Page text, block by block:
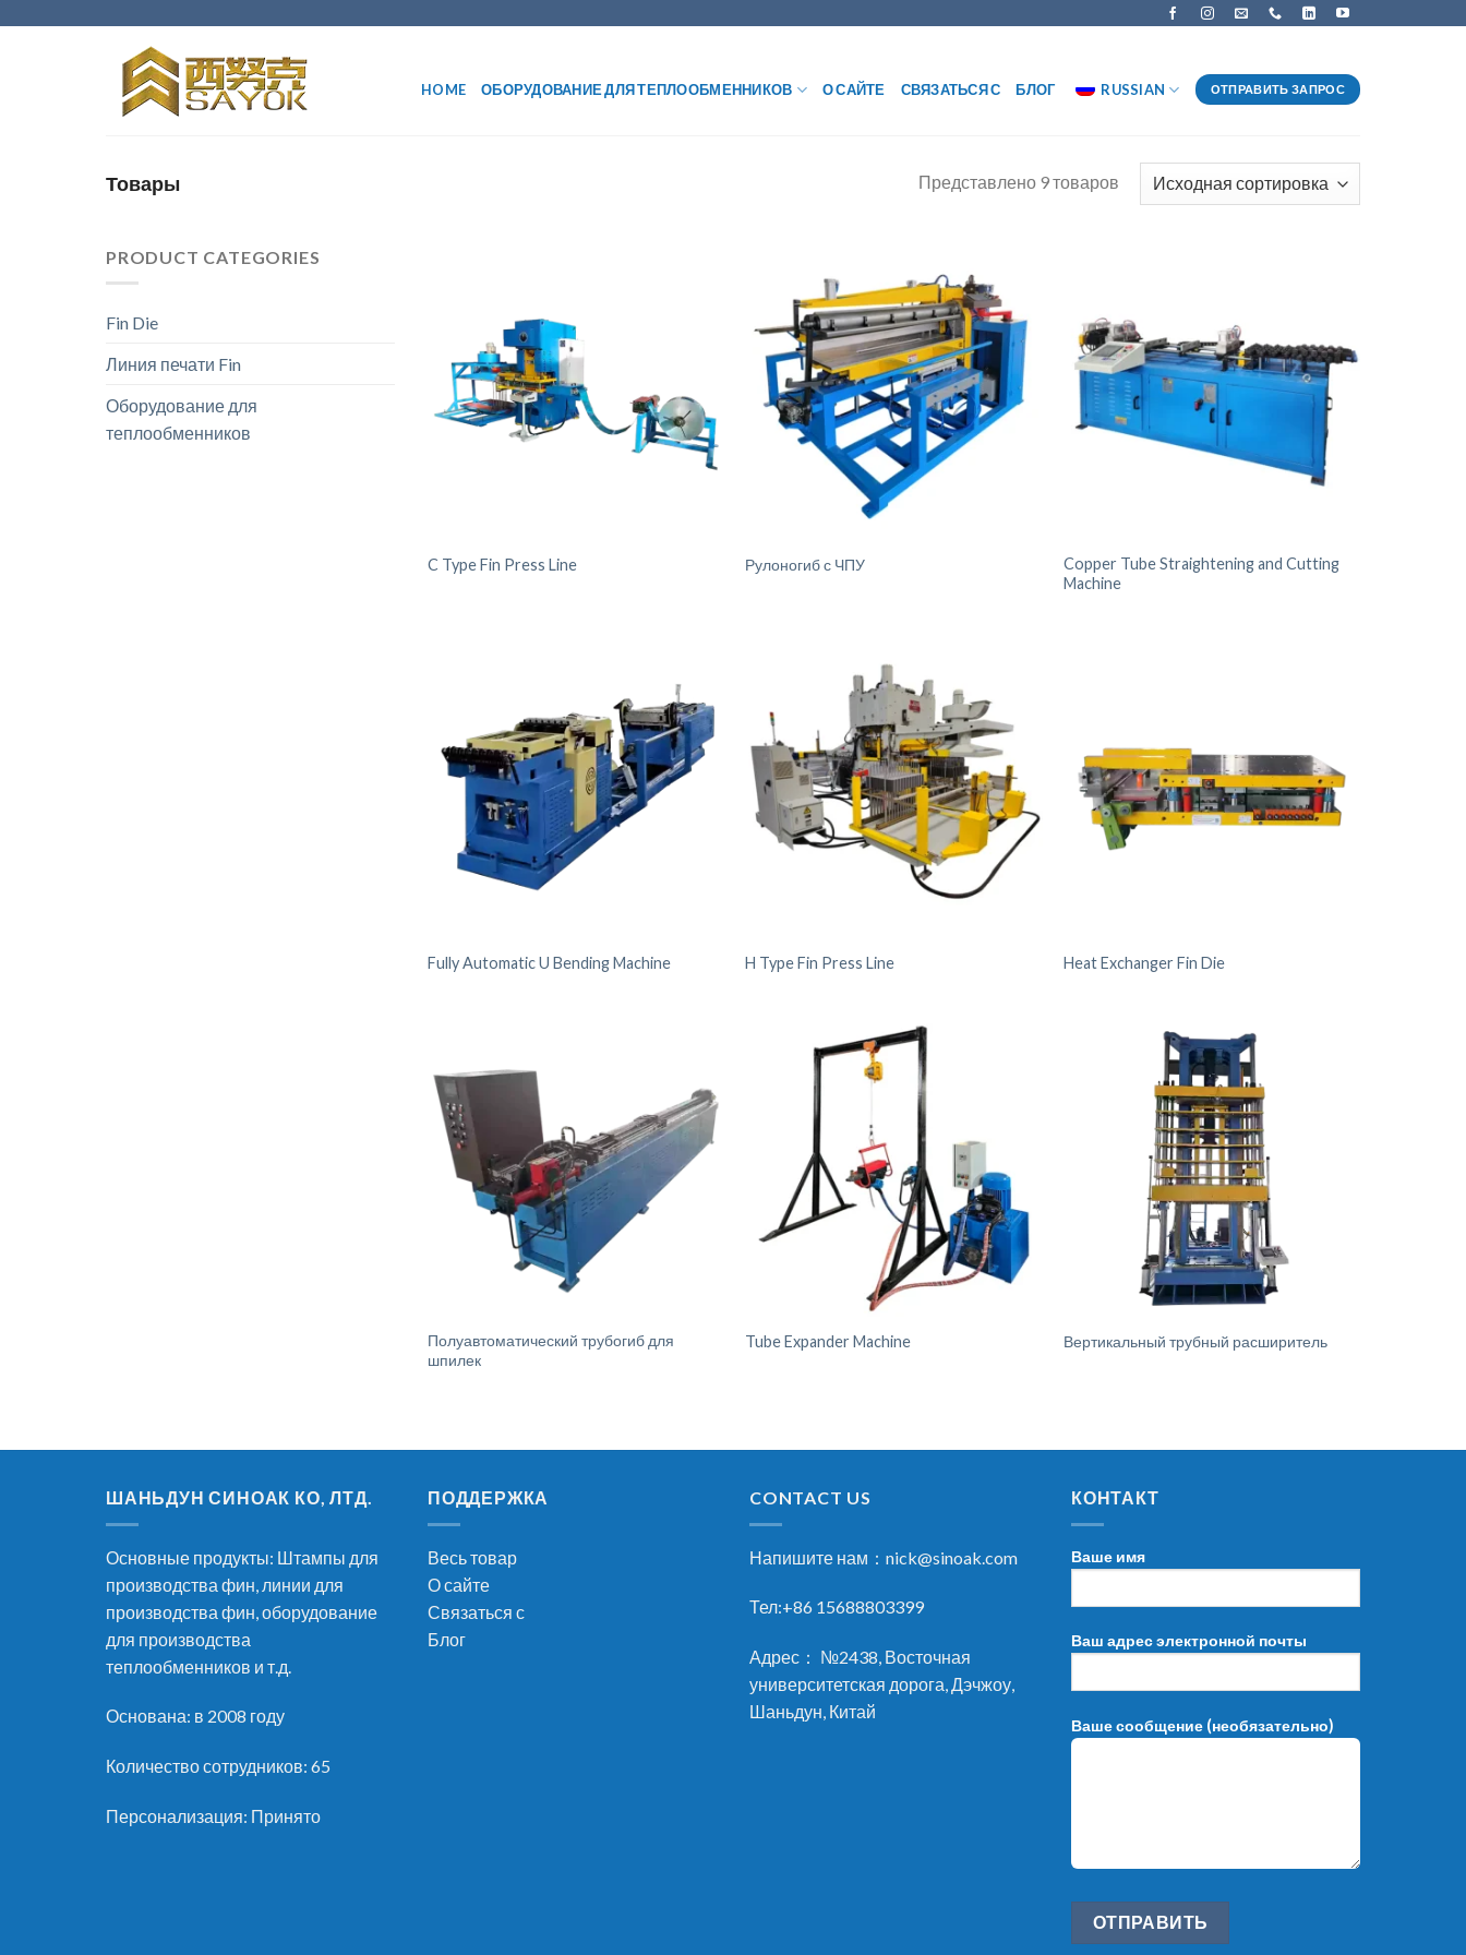
HOME ОБОРУДОВАНИЕ ДЛЯ ТЕПЛООБМЕННИКОВ О САЙТЕ СВЯЗАТЬСЯ С БЛОГ RUSSIAN ОТПРАВИТЬ ЗАПРОС
Товары Представлено 9 товаров
PRODUCT CATEGORIES
Fin Die
Линия печати Fin
Оборудование для
теплообменников
C Type Fin Press Line Рулоногиб с ЧПУ
Copper Tube Straightening and Cutting
Machine
Fully Automatic U Bending Machine H Type Fin Press Line Heat Exchanger Fin Die
Полуавтоматический трубогиб для
шпилек
Tube Expander Machine Вертикальный трубный расширитель
ШАНЬДУН СИНОАК КО, ЛТД.
Основные продукты: Штампы для
производства фин, линии для
производства фин, оборудование
для производства
теплообменников и т.д.
Основана: в 2008 году
Количество сотрудников: 65
Персонализация: Принято
ПОДДЕРЖКА
Весь товар
О сайте
Связаться с
Блог
CONTACT US
Напишите нам： nick@sinoak.com
Тел:+86 15688803399
Адрес： №2438, Восточная
университетская дорога, Дэчжоу,
Шаньдун, Китай
КОНТАКТ
Ваше имя
Ваш адрес электронной почты
Ваше сообщение (необязательно)